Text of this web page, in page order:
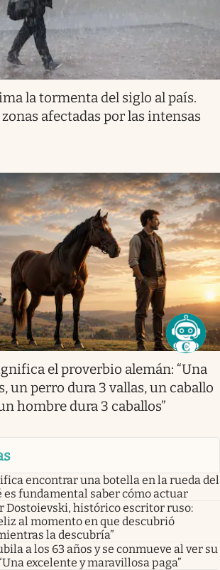
la tormenta del siglo al país.
zonas afectadas por las intensas
el proverbio alemán: “Una
un perro dura 3 vallas, un caballo
hombre dura 3 caballos”
encontrar una botella en la rueda del
es fundamental saber cómo actuar
Dostoievski, histórico escritor ruso:
al momento en que descubrió
la descubría”
a los 63 años y se conmueve al ver su
excelente y maravillosa paga”